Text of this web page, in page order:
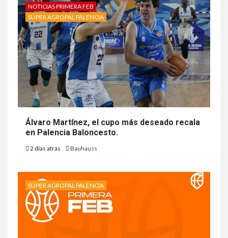
NOTICIAS PRIMERA FEB
SÚPER AGROPAL PALENCIA
Álvaro Martínez, el cupo más deseado recala
en Palencia Baloncesto.
2 días atrás Bauhauss
SÚPER AGROPAL PALENCIA